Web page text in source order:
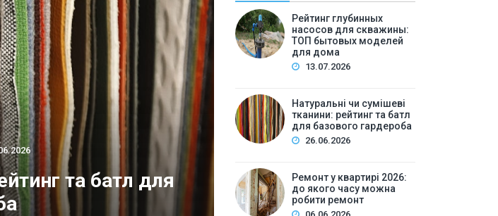
та батл для
Ремонт у квартирі 2026:
Рейтинг глубинных
насосов для скважины:
ТОП бытовых моделей
для дома
13.07.2026
Натуральні чи сумішеві
тканини: рейтинг та батл
для базового гардероба
26.06.2026
Ремонт у квартирі 2026:
до якого часу можна
робити ремонт